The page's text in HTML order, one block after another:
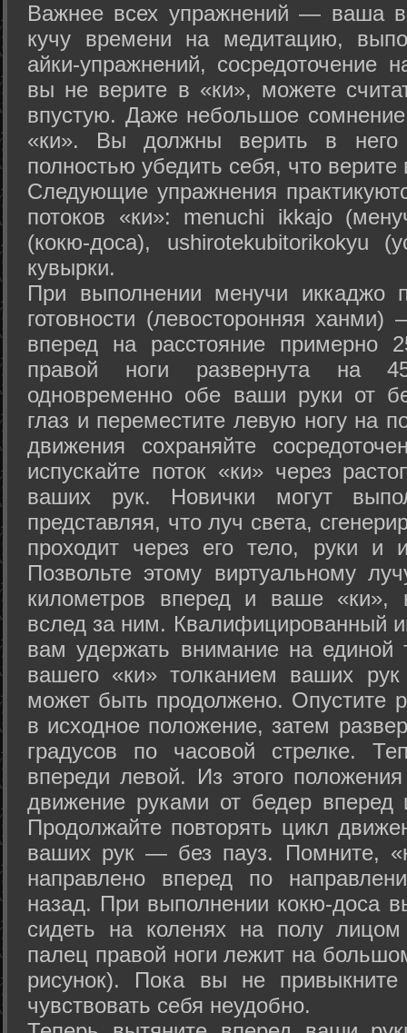
Важнее всех упражнений — ваша
кучу времени на медитацию,
айки-упражнений, сосредоточение
вы не верите в «ки», можете
впустую. Даже небольшое сомнение
«ки». Вы должны верить в
полностью убедить себя, что верите
Следующие упражнения
потоков «ки»: menuchi ikkajo
(кокю-доса), ushiro­tekubitori­kokyu
кувырки.
При выполнении менучи иккаджо
готовности (левосторонняя
вперед на расстояние примерно
правой ноги развернута на
одновременно обе ваши руки от
глаз и переместите левую ногу на
движения сохраняйте
испускайте поток «ки» через
ваших рук. Новички могут
представляя, что луч света,
проходит через его тело, руки и
Позвольте этому виртуальному
километров вперед и ваше «ки»,
вслед за ним. Квалифицированный
вам удержать внимание на единой
вашего «ки» толканием ваших
может быть продолжено. Опустите
в исходное положение, затем
градусов по часовой стрелке.
впереди левой. Из этого
движение руками от бедер вперед
Продолжайте повторять цикл
ваших рук — без пауз. Помните,
направлено вперед по
назад. При выполнении кокю-доса
сидеть на коленях на полу
палец правой ноги лежит на
рисунок). Пока вы не
чувствовать себя неудобно.